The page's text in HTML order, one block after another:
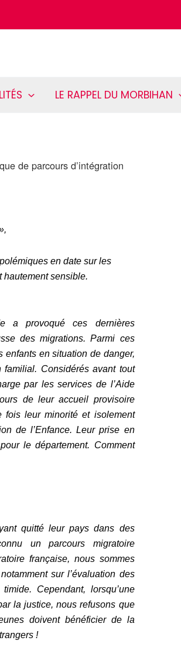
LE RAPPEL DU MORBIHAN
de parcours d’intégration
en date sur les
hautement sensible.
a provoqué ces dernières
des migrations. Parmi ces
enfants en situation de danger,
Considérés avant tout
par les services de l’Aide
de leur accueil provisoire
fois leur minorité et isolement
de l’Enfance. Leur prise en
le département. Comment
quitté leur pays dans des
un parcours migratoire
française, nous sommes
sur l’évaluation des
Cependant, lorsqu’une
la justice, nous refusons que
doivent bénéficier de la
!